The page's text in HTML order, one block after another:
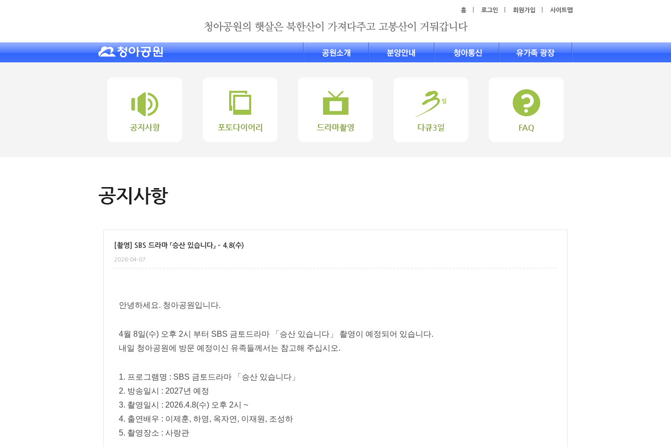
[촬영] SBS 드라마 「승산 있습니다」 - 4.8(수)
2026-04-07
안녕하세요. 청아공원입니다.
4월 8일(수) 오후 2시 부터 SBS 금토드라마 「승산 있습니다」 촬영이 예정되어 있습니다.
내일 청아공원에 방문 예정이신 유족들께서는 참고해 주십시오.
1. 프로그램명 : SBS 금토드라마 「승산 있습니다」
2. 방송일시 : 2027년 예정
3. 촬영일시 : 2026.4.8(수) 오후 2시 ~
4. 출연배우 : 이제훈, 하영, 옥자연, 이재원, 조성하
5. 촬영장소 : 사랑관